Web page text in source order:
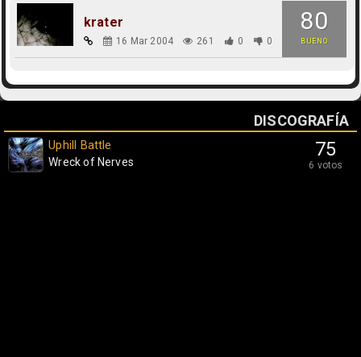
80
BUENO
krater
16 Mar 2004 261 0 0
DISCOGRAFÍA
75
6 votos
Uphill Battle
Wreck of Nerves